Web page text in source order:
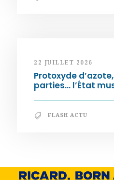
22 JUILLET 2026
Protoxyde
parties… l’État
FLASH ACTU